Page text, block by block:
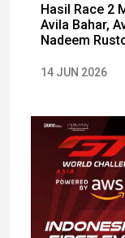
Hasil Race 2
Avila Bahar,
Nadeem
14 JUN 2026